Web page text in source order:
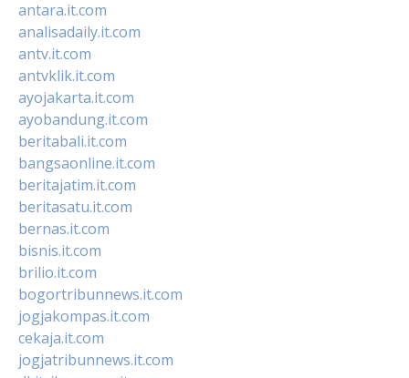
antara.it.com
analisadaily.it.com
antv.it.com
antvklik.it.com
ayojakarta.it.com
ayobandung.it.com
beritabali.it.com
bangsaonline.it.com
beritajatim.it.com
beritasatu.it.com
bernas.it.com
bisnis.it.com
brilio.it.com
bogortribunnews.it.com
jogjakompas.it.com
cekaja.it.com
jogjatribunnews.it.com